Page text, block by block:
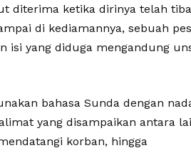
diterima ketika dirinya telah
di kediamannya, sebuah
isi yang diduga mengandung
bahasa Sunda dengan
yang disampaikan antara
korban, hingga